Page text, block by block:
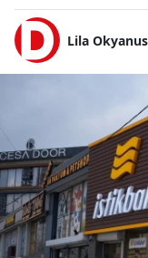
Lila Okyanus